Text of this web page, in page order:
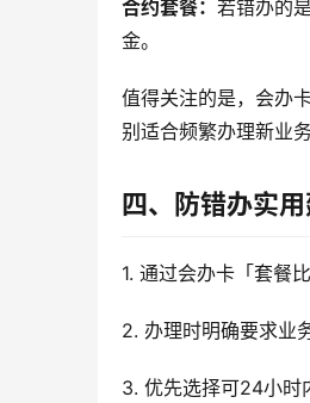
合约套餐： 若错办的
金。
值得关注的是，会办
别适合频繁办理新业务
四、防错办实
1. 通过会办卡「套餐
2. 办理时明确要求业
3. 优先选择可24小时